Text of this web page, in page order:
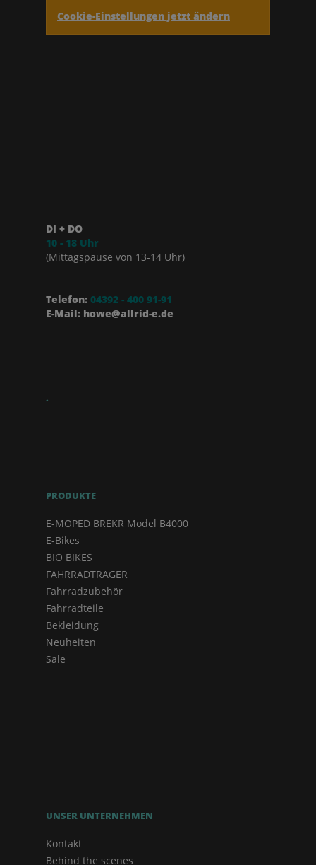
Cookie-Einstellungen jetzt ändern
DI + DO
10 - 18 Uhr
(Mittagspause von 13-14 Uhr)
Telefon: 04392 - 400 91-91
E-Mail: howe@allrid-e.de
.
PRODUKTE
E-MOPED BREKR Model B4000
E-Bikes
BIO BIKES
FAHRRADTRÄGER
Fahrradzubehör
Fahrradteile
Bekleidung
Neuheiten
Sale
UNSER UNTERNEHMEN
Kontakt
Behind the scenes